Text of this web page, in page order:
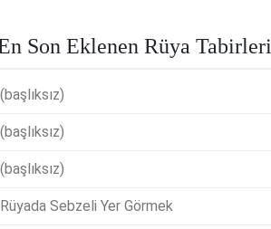
Son Eklenen Rüya Tabirleri
(başlıksız)
(başlıksız)
(başlıksız)
Rüyada Sebzeli Yer Görmek